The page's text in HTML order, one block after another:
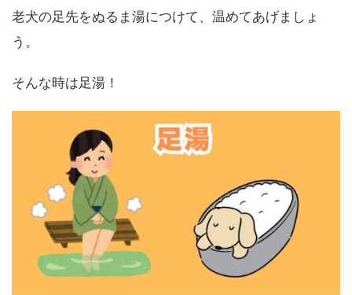
老犬の足先をぬるま湯につけて、温めてあげましょ
う。
そんな時は足湯！